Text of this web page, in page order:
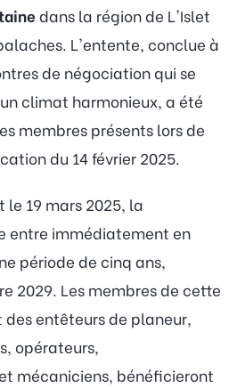
dans la région de L'Islet
L'entente, conclue à
de négociation qui se
climat harmonieux, a été
membres présents lors de
du 14 février 2025.
19 mars 2025, la
entre immédiatement en
période de cinq ans,
2029. Les membres de cette
entêteurs de planeur,
opérateurs,
mécaniciens, bénéficieront